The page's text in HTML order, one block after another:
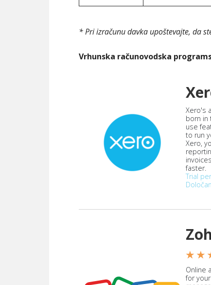
* Pri izračunu davka upoštevajte, da
Vrhunska računovodska
Xero's
born in
use
to run
Xero,
faster.
Trial
★ ★
Online
for